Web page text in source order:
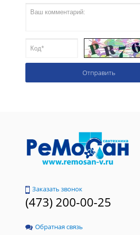
Заказать звонок
(473) 200-00-25
Обратная связь